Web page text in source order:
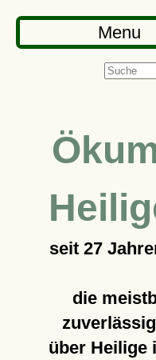
Menu
seit 27
die
über Heilige